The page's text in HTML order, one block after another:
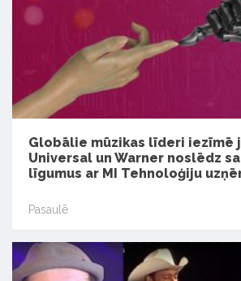
Globālie mūzikas līderi iezīmē
Universal un Warner noslēdz
līgumus ar MI Tehnoloģiju
Pasaulē